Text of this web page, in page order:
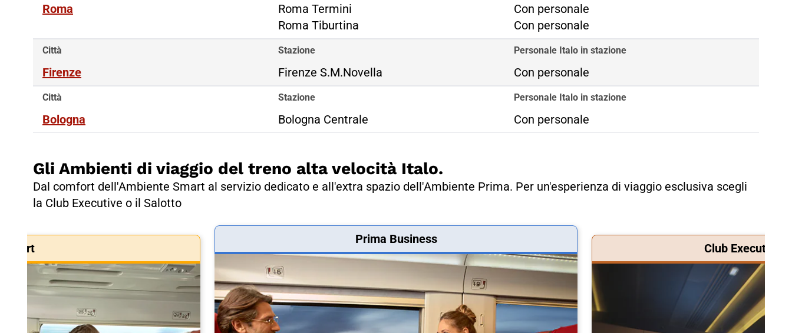
Roma
Roma Termini
Roma Tiburtina
Roma Termini
Con personale
Roma Tiburtina
Con personale
Città
Firenze
Stazione
Firenze S.M.Novella
Personale Italo in stazione
Con personale
Città
Bologna
Stazione
Bologna Centrale
Personale Italo in stazione
Con personale
Gli Ambienti di viaggio del treno alta velocità Italo.
Dal comfort dell'Ambiente Smart al servizio dedicato e all'extra spazio dell'Ambiente Prima. Per un'esperienza di viaggio esclusiva scegli
la Club Executive o il Salotto
Smart
Prima Business
Club Executive